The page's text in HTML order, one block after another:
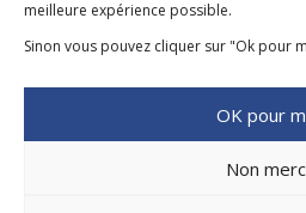
meilleure expérience possible.
Sinon vous pouvez cliquer sur "Ok pour
OK pour
Non